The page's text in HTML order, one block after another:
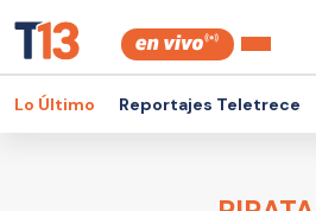
Lo Último Reportajes Teletrece